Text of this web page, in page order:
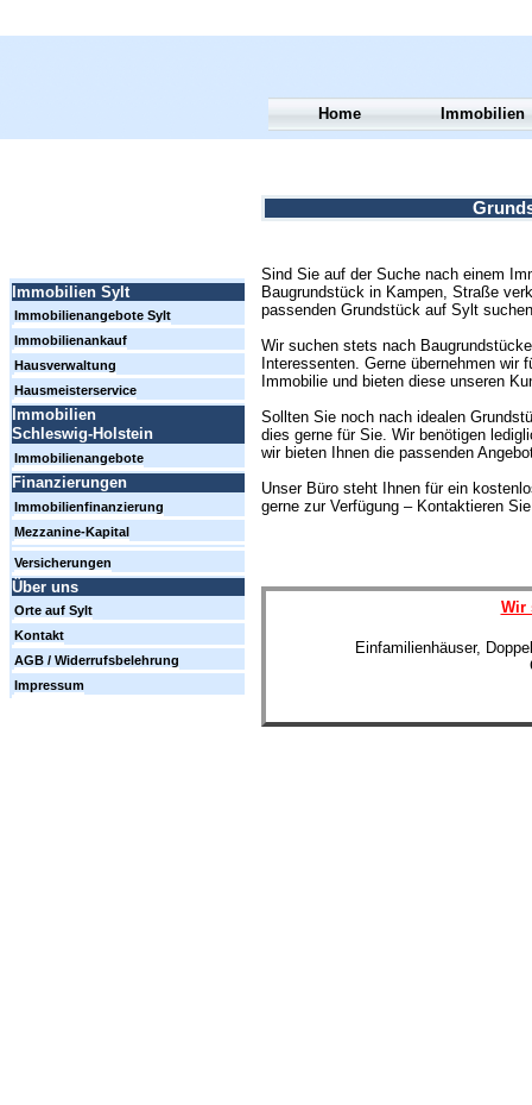
Sind Sie auf der Suche nach einem
Baugrundstück in Kampen, Straße
passenden Grundstück auf Sylt
Wir suchen stets nach
Interessenten. Gerne übernehmen wir
Immobilie und bieten diese unseren
Sollten Sie noch nach idealen
dies gerne für Sie. Wir benötigen
wir bieten Ihnen die passenden
Unser Büro steht Ihnen für ein
gerne zur Verfügung – Kontaktieren
Wir
Einfamilienhäuser,
Home Immobilien
Immobilien Sylt
Immobilienangebote Sylt
Immobilienankauf
Hausverwaltung
Hausmeisterservice
Immobilien
Schleswig-Holstein
Immobilienangebote
Finanzierungen
Immobilienfinanzierung
Mezzanine-Kapital
Versicherungen
Über uns
Orte auf Sylt
Kontakt
AGB / Widerrufsbelehrung
Impressum